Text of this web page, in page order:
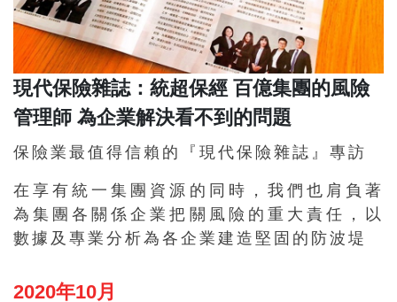
現代保險雜誌：統超保經 百億集團的風險
管理師 為企業解決看不到的問題
保險業最值得信賴的『現代保險雜誌』專訪
在享有統一集團資源的同時，我們也肩負著
為集團各關係企業把關風險的重大責任，以
數據及專業分析為各企業建造堅固的防波堤
2020年10月